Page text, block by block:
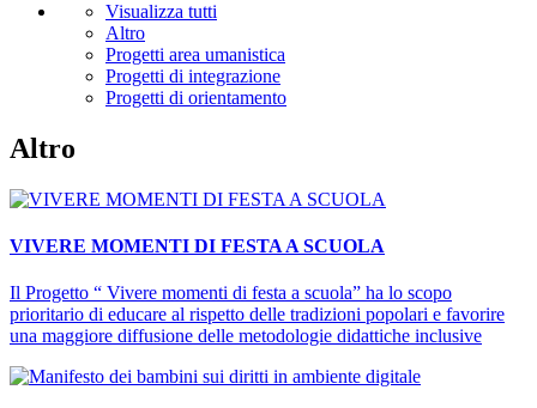
Visualizza tutti
Altro
Progetti area umanistica
Progetti di integrazione
Progetti di orientamento
Altro
VIVERE MOMENTI DI FESTA A SCUOLA
Il Progetto “ Vivere momenti di festa a scuola” ha lo scopo
prioritario di educare al rispetto delle tradizioni popolari e favorire
una maggiore diffusione delle metodologie didattiche inclusive